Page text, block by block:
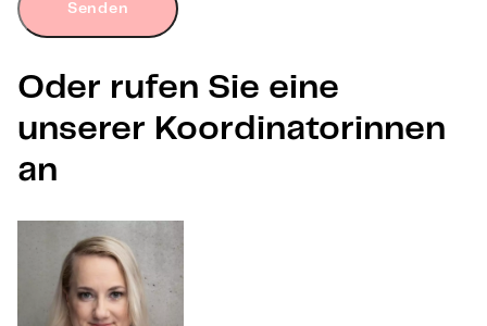
Senden
Oder rufen Sie eine
unserer Koordinatorinnen
an